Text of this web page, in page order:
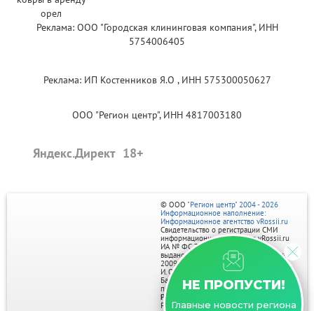
Реклама: ООО "Городская клининговая компания", ИНН
5754006405
Реклама: ИП Костенников Я.О , ИНН 575300050627
ООО "Регион центр", ИНН 4817003180
Яндекс.Директ
НЕ ПРОПУСТИ!
Главные новости региона
© ООО "Регион центр" 2004 - 2026
Информационное наполнение:
Информационное агентство vRossii.ru
Свидетельство о регистрации СМИ
информационного агентства vRossii.ru
ИА № ФС 77‑35502
выдано РОСКОМНАДЗОРом 04 марта
2009г.
И. О. Главного редактора Нарыков А. Н.
Баннеры на портале размещаются на
правах рекламы.
Реклама на портале:
Рекламное агентство "Умный маркетинг"